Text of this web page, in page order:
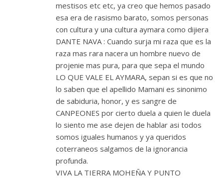
mestisos etc etc, ya creo que hemos pasado
esa era de rasismo barato, somos personas
con cultura y una cultura aymara como dijiera
DANTE NAVA : Cuando surja mi raza que es la
raza mas rara nacera un hombre nuevo de
projenie mas pura, para que sepa el mundo
LO QUE VALE EL AYMARA, sepan si es que no
lo saben que el apellido Mamani es sinonimo
de sabiduria, honor, y es sangre de
CANPEONES por cierto duela a quien le duela
lo siento me ase dejen de hablar asi todos
somos iguales humanos y ya queridos
coterraneos salgamos de la ignorancia
profunda.
VIVA LA TIERRA MOHEÑA Y PUNTO